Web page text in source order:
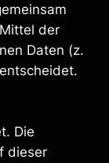
der
Daten (z.
Die
dieser